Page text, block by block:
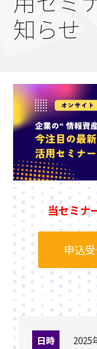
知らせ
当セミナ
申込
日時
2025